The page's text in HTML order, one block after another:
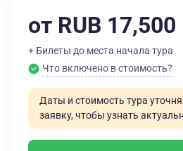
от RUB 17,500
+ Билеты до места начала тура
Что включено в стоимость?
Даты и стоимость тура
заявку, чтобы узнать